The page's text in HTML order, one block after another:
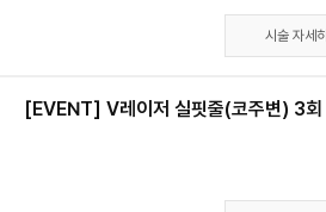
시술 자세히
[EVENT] V레이저 실핏줄(코주변) 3회